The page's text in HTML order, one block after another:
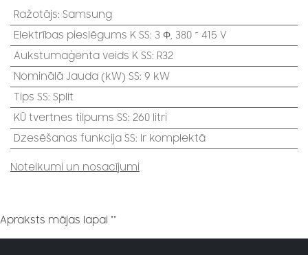
Ražotājs: Samsung
Elektrības pieslēgums K SS: 3 Φ, 380 ~ 415 V
Aukstumaģenta veids K SS: R32
Nominālā Jauda (kW) SS: 9 kW
Tips SS: Split
KŪ tvertnes tilpums SS: 260 litri
Dzesēšanas funkcija SS: Ir komplektā
Noteikumi un nosacījumi
Apraksts mājas lapai ""